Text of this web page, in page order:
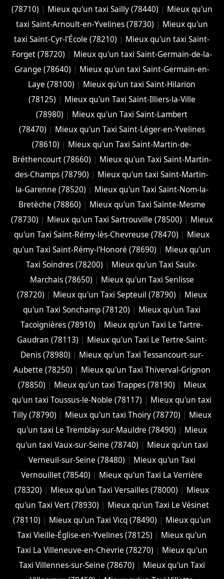
(78710) | Mieux qu'un taxi Sailly (78440) | Mieux qu'un
taxi Saint-Arnoult-en-Yvelines (78730) | Mieux qu'un
taxi Saint-Cyr-l'École (78210) | Mieux qu'un taxi Saint-
Forget (78720) | Mieux qu'un taxi Saint-Germain-de-la-
Grange (78640) | Mieux qu'un taxi Saint-Germain-en-
Laye (78100) | Mieux qu'un taxi Saint-Hilarion
(78125) | Mieux qu'un Taxi Saint-Illiers-la-Ville
(78980) | Mieux qu'un Taxi Saint-Lambert
(78470) | Mieux qu'un Taxi Saint-Léger-en-Yvelines
(78610) | Mieux qu'un Taxi Saint-Martin-de-
Bréthencourt (78660) | Mieux qu'un Taxi Saint-Martin-
des-Champs (78790) | Mieux qu'un taxi Saint-Martin-
la-Garenne (78520) | Mieux qu'un Taxi Saint-Nom-la-
Bretèche (78860) | Mieux qu'un Taxi Sainte-Mesme
(78730) | Mieux qu'un Taxi Sartrouville (78500) | Mieux
qu'un Taxi Saint-Rémy-lès-Chevreuse (78470) | Mieux
qu'un Taxi Saint-Rémy-l'Honoré (78690) | Mieux qu'un
Taxi Soindres (78200) | Mieux qu'un Taxi Saulx-
Marchais (78650) | Mieux qu'un Taxi Senlisse
(78720) | Mieux qu'un Taxi Septeuil (78790) | Mieux
qu'un Taxi Sonchamp (78120) | Mieux qu'un Taxi
Tacoignières (78910) | Mieux qu'un Taxi Le Tartre-
Gaudran (78113) | Mieux qu'un Taxi Le Tertre-Saint-
Denis (78980) | Mieux qu'un Taxi Tessancourt-sur-
Aubette (78250) | Mieux qu'un Taxi Thiverval-Grignon
(78850) | Mieux qu'un taxi Trappes (78190) | Mieux
qu'un taxi Toussus-le-Noble (78117) | Mieux qu'un taxi
Tilly (78790) | Mieux qu'un taxi Thoiry (78770) | Mieux
qu'un taxi Le Tremblay-sur-Mauldre (78490) | Mieux
qu'un taxi Vaux-sur-Seine (78740) | Mieux qu'un taxi
Verneuil-sur-Seine (78480) | Mieux qu'un Taxi
Vernouillet (78540) | Mieux qu'un Taxi La Verrière
(78320) | Mieux qu'un Taxi Versailles (78000) | Mieux
qu'un Taxi Vert (78930) | Mieux qu'un Taxi Le Vésinet
(78110) | Mieux qu'un Taxi Vicq (78490) | Mieux qu'un
Taxi Vieille-Église-en-Yvelines (78125) | Mieux qu'un
Taxi La Villeneuve-en-Chevrie (78270) | Mieux qu'un
Taxi Villennes-sur-Seine (78670) | Mieux qu'un Taxi